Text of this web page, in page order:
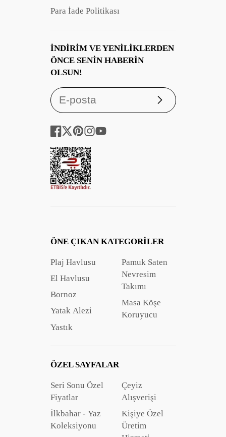
Para İade Politikası
İNDIRIM VE YENILIKLERDEN
ÖNCE SENIN HABERIN
OLSUN!
Abone
ÖNE ÇIKAN KATEGORILER
Plaj Havlusu
El Havlusu
Bornoz
Yatak Alezi
Yastık
Pamuk Saten
Nevresim
Takımı
Masa Köşe
Koruyucu
ÖZEL SAYFALAR
Seri Sonu Özel
Fiyatlar
İlkbahar - Yaz
Koleksiyonu
Çeyiz
Alışverişi
Kişiye Özel
Üretim